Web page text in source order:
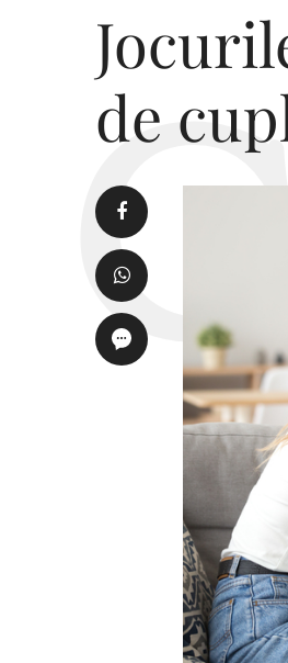
de